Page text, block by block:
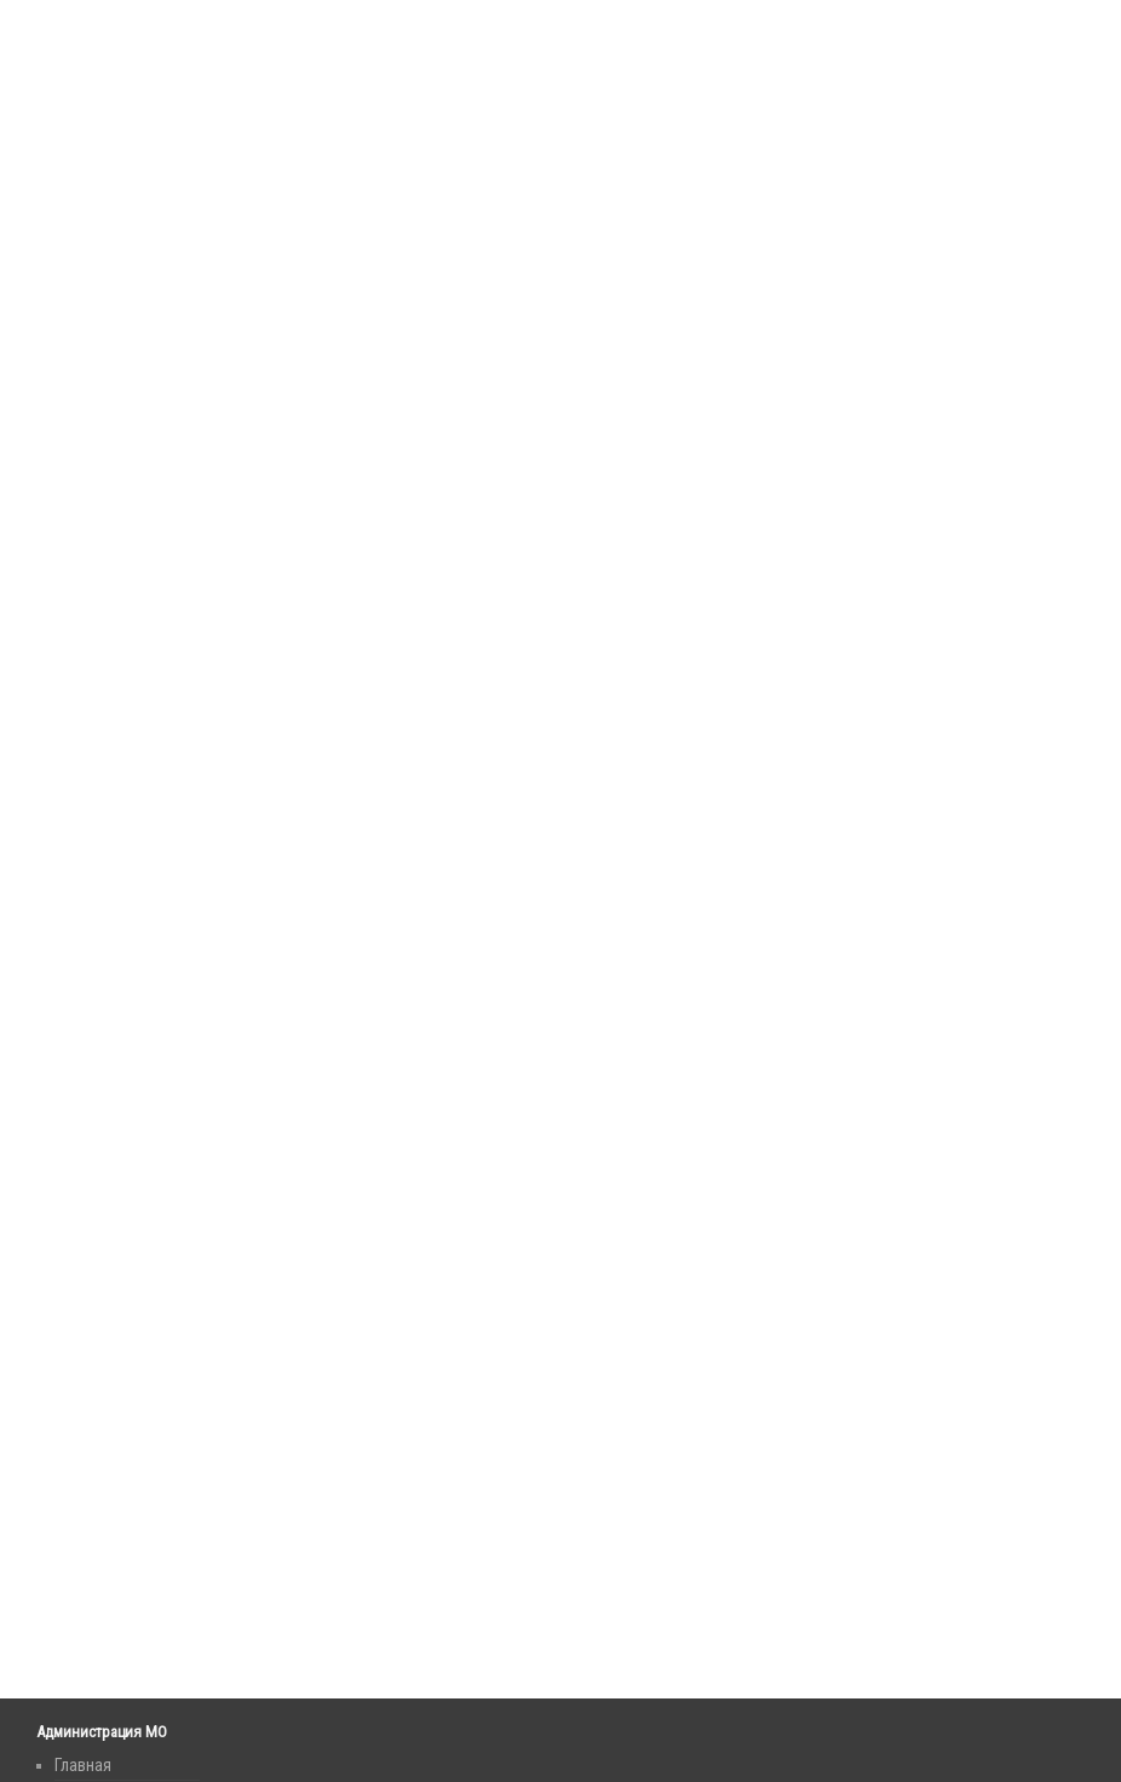
Администрация МО
Главная